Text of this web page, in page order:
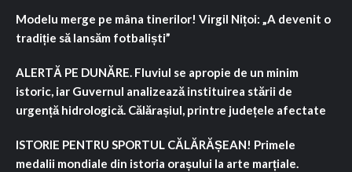
Modelu merge pe mâna tinerilor! Virgil Nițoi: „A devenit o
tradiție să lansăm fotbaliști”
ALERTĂ PE DUNĂRE. Fluviul se apropie de un minim
istoric, iar Guvernul analizează instituirea stării de
urgență hidrologică. Călărașiul, printre județele afectate
ISTORIE PENTRU SPORTUL CĂLĂRĂȘEAN! Primele
medalii mondiale din istoria orașului la arte marțiale.